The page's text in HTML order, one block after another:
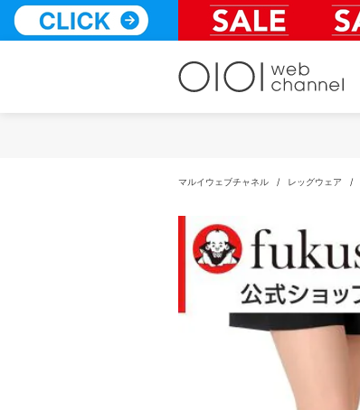
テ
マルイウェブチャネル / レッグウェア /